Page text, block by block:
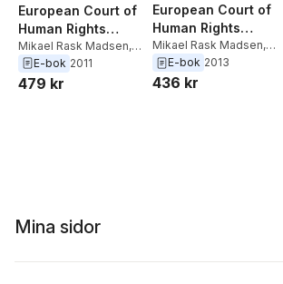
European Court of
Human Rights
between Law and
Politics
Mikael Rask Madsen,
Jonas Christoffersen
E-bok 2011
479 kr
European Court of
Human Rights
between Law and
Politics
Mikael Rask Madsen,
Jonas Christoffersen
E-bok 2013
436 kr
Mina sidor